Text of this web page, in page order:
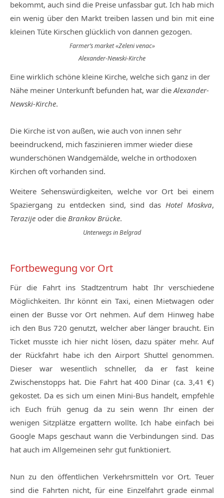
bekommt, auch sind die Preise unfassbar gut. Ich hab mich
ein wenig über den Markt treiben lassen und bin mit eine
kleinen Tüte Kirschen glücklich von dannen gezogen.
Farmer’s market «Zeleni venac»
Alexander-Newski-Kirche
Eine wirklich schöne kleine Kirche, welche sich ganz in der
Nähe meiner Unterkunft befunden hat, war dieAlexander-
Newski-Kirche.
Die Kirche ist von außen, wie auch von innen sehr
beeindruckend, mich faszinieren immer wieder diese
wunderschönen Wandgemälde, welche in orthodoxen
Kirchen oft vorhanden sind.
Weitere Sehenswürdigkeiten, welche vor Ort bei einem
Spaziergang zu entdecken sind, sind dasHotel Moskva,
Terazije oder die Brankov Brücke.
Unterwegs in Belgrad
Fortbewegung vor Ort
Für die Fahrt ins Stadtzentrum habt Ihr verschiedene
Möglichkeiten. Ihr könnt ein Taxi, einen Mietwagen oder
einen der Busse vor Ort nehmen. Auf dem Hinweg habe
ich den Bus 720 genutzt, welcher aber länger braucht. Ein
Ticket musste ich hier nicht lösen, dazu später mehr. Auf
der Rückfahrt habe ich den Airport Shuttel genommen.
Dieser war wesentlich schneller, da er fast keine
Zwischenstopps hat. Die Fahrt hat 400 Dinar (ca. 3,41 €)
gekostet. Da es sich um einen Mini-Bus handelt, empfehle
ich Euch früh genug da zu sein wenn Ihr einen der
wenigen Sitzplätze ergattern wollte. Ich habe einfach bei
Google Maps geschaut wann die Verbindungen sind. Das
hat auch im Allgemeinen sehr gut funktioniert.
Nun zu den öffentlichen Verkehrsmitteln vor Ort. Teuer
sind die Fahrten nicht, für eine Einzelfahrt grade einmal